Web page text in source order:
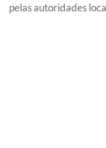
pelas autoridades